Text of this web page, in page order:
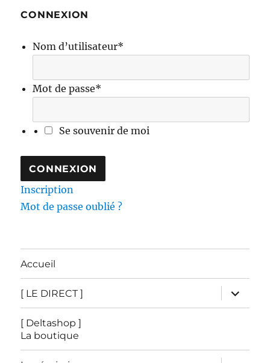
CONNEXION
Nom d’utilisateur*
Mot de passe*
Se souvenir de moi
Inscription
Mot de passe oublié ?
Accueil
[ LE DIRECT ]
ouvrir
le
sous-
[ Deltashop ]
La boutique